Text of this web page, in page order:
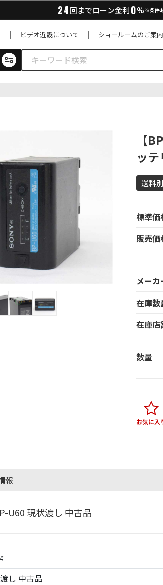
24回までローン金利0% ※条件
ビデオ近畿について ショールームのご案内
【
ッ
送料別
標準価
販売価
メーカ
在庫数
在庫店
数量
お気に入
報
U60 現状渡し 中古品
し 中古品